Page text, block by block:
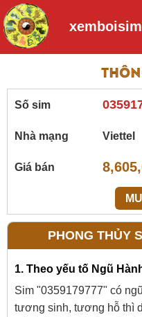
Số sim
Nhà mạng Viettel
Giá bán
PHONG THỦY
1. Theo yếu tố Ngũ
Sim "0359179777" có
tương sinh, tương hỗ thì